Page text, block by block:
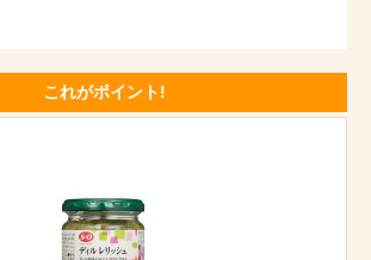
これがポイント!